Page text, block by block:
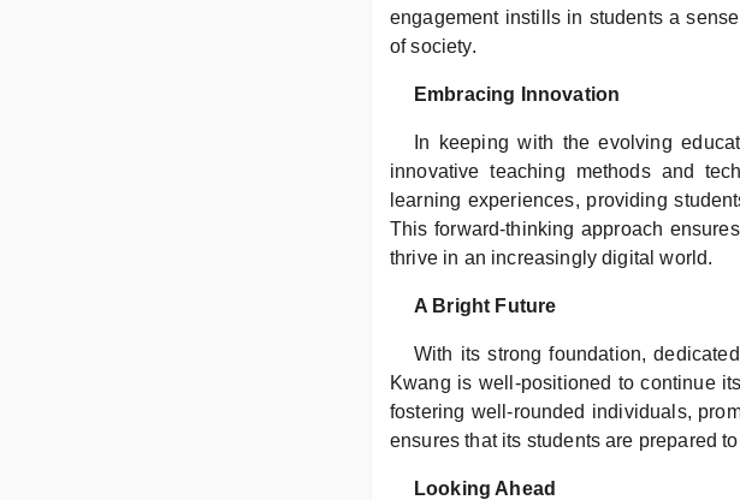
engagement instills in students a
of society.
Embracing Innovation
In keeping with the evolving
innovative teaching methods and
learning experiences, providing
This forward-thinking approach
thrive in an increasingly digital world.
A Bright Future
With its strong foundation,
Kwang is well-positioned to continue
fostering well-rounded individuals,
ensures that its students are prepared
Looking Ahead